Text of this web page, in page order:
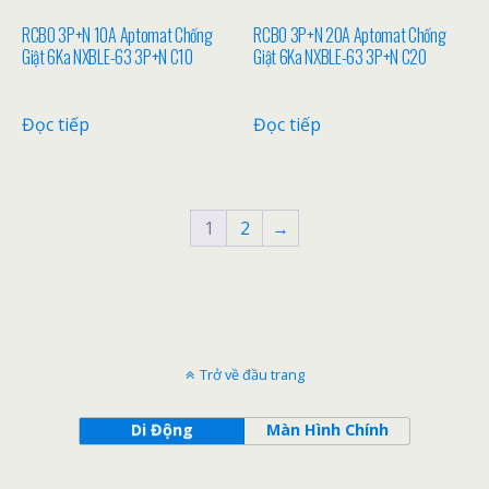
RCBO 3P+N 10A Aptomat Chống
Giật 6Ka NXBLE-63 3P+N C10
Đọc tiếp
RCBO 3P+N 20A Aptomat Chống
Giật 6Ka NXBLE-63 3P+N C20
Đọc tiếp
1 2 →
Trở về đầu trang
Di Động Màn Hình Chính